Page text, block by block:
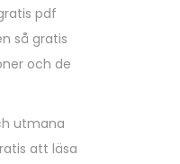
pdf
så gratis
och de
utmana
att läsa